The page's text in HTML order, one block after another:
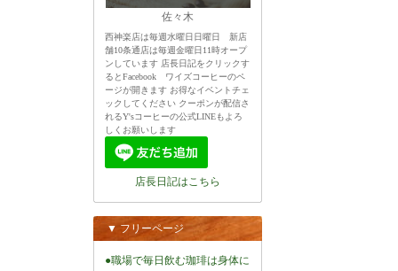
佐々木
西神楽店は毎週水曜日日曜日 新店
舗10条通店は毎週金曜日11時オープ
ンしています 店長日記をクリックす
るとFacebook ワイズコーヒーのペ
ージが開きます お得なイベントチェ
ックしてください クーポンが配信さ
れるY'sコーヒーの公式LINEもよろ
しくお願いします
店長日記はこちら
▼ フリーページ
●職場で毎日飲む珈琲は身体に